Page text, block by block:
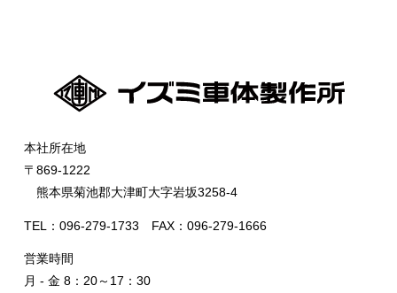
本社所在地
〒869-1222
熊本県菊池郡大津町大字岩坂3258-4
TEL：096-279-1733 FAX：096-279-1666
営業時間
月 - 金 8：20～17：30